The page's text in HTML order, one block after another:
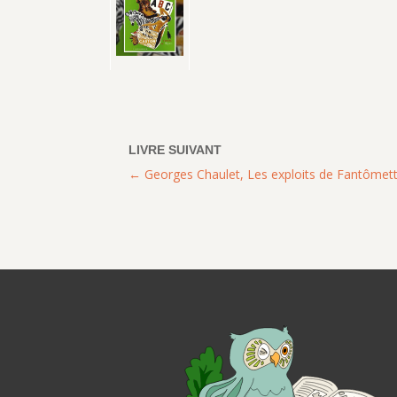
Georges Chaulet, Les exploits de